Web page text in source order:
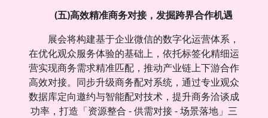
(五)高效精准商务对接，发掘跨界合作机遇
展会将构建基于企业微信的数字化运营体系，
在优化观众服务体验的基础上，依托标签化精细运
营实现商务需求精准匹配，推动产业链上下游合作
高效对接。同步升级商务配对系统，通过专业观众
数据库定向邀约与智能配对技术，提升商务洽谈成
功率，打造「资源整合 - 供需对接 - 场景落地」三